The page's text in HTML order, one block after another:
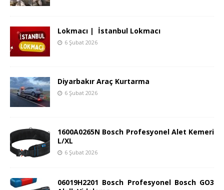
Lokmacı | İstanbul Lokmacı
6 Şubat 2026
Diyarbakır Araç Kurtarma
6 Şubat 2026
1600A0265N Bosch Profesyonel Alet Kemeri
L/XL
6 Şubat 2026
06019H2201 Bosch Profesyonel Bosch GO3